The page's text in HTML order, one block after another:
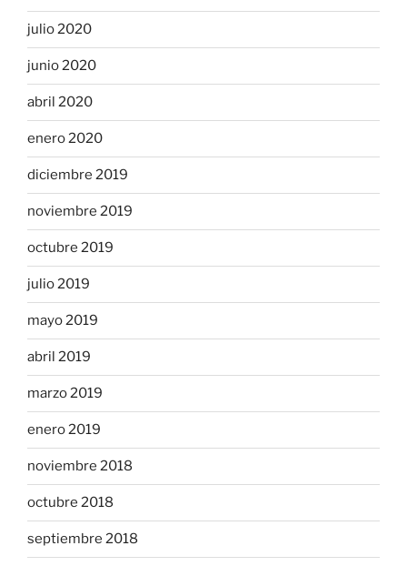
julio 2020
junio 2020
abril 2020
enero 2020
diciembre 2019
noviembre 2019
octubre 2019
julio 2019
mayo 2019
abril 2019
marzo 2019
enero 2019
noviembre 2018
octubre 2018
septiembre 2018